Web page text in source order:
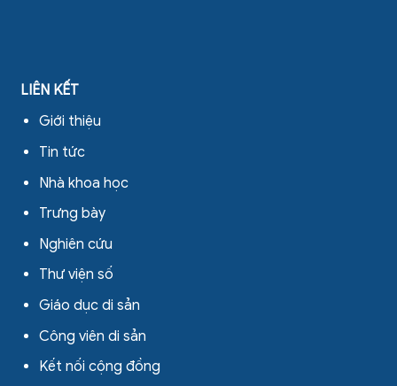
LIÊN KẾT
Giới thiệu
Tin tức
Nhà khoa học
Trưng bày
Nghiên cứu
Thư viện số
Giáo dục di sản
Công viên di sản
Kết nối cộng đồng